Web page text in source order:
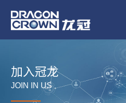
加入冠龙
JOIN IN US